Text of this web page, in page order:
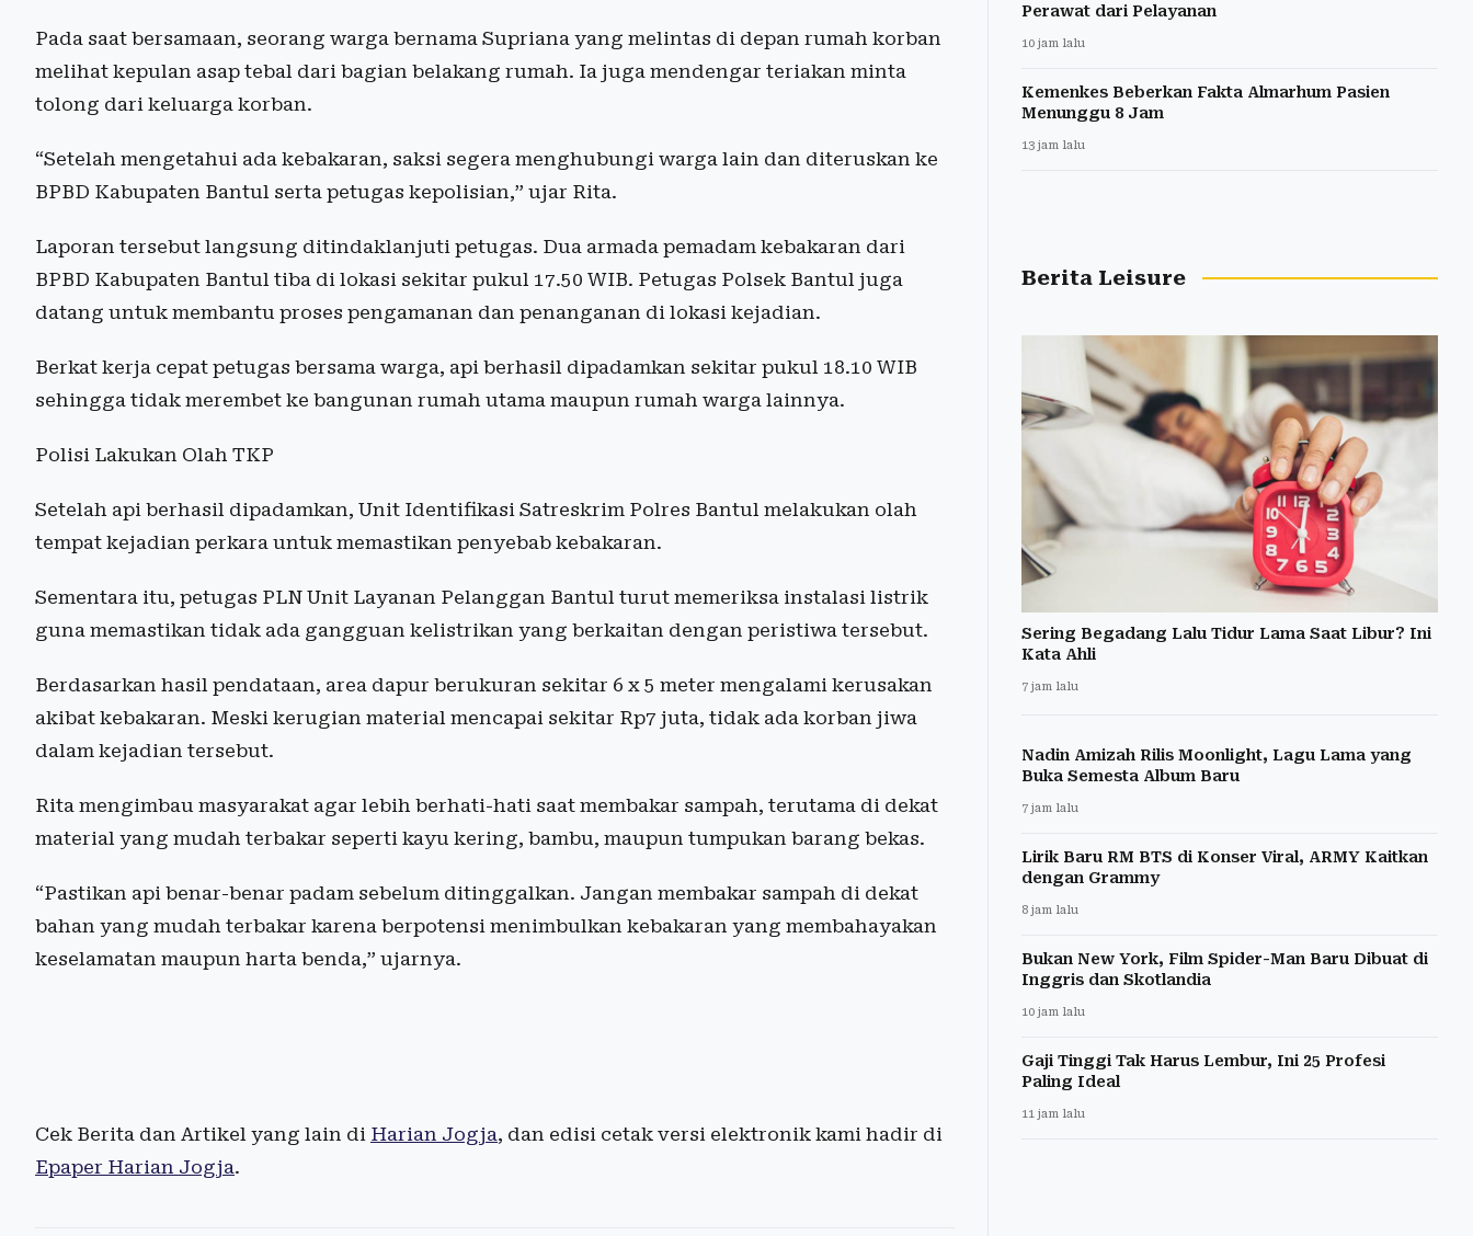
Pada saat bersamaan, seorang warga bernama Supriana yang melintas di depan rumah korban
melihat kepulan asap tebal dari bagian belakang rumah. Ia juga mendengar teriakan minta
tolong dari keluarga korban.
“Setelah mengetahui ada kebakaran, saksi segera menghubungi warga lain dan diteruskan ke
BPBD Kabupaten Bantul serta petugas kepolisian,” ujar Rita.
Laporan tersebut langsung ditindaklanjuti petugas. Dua armada pemadam kebakaran dari
BPBD Kabupaten Bantul tiba di lokasi sekitar pukul 17.50 WIB. Petugas Polsek Bantul juga
datang untuk membantu proses pengamanan dan penanganan di lokasi kejadian.
Berkat kerja cepat petugas bersama warga, api berhasil dipadamkan sekitar pukul 18.10 WIB
sehingga tidak merembet ke bangunan rumah utama maupun rumah warga lainnya.
Polisi Lakukan Olah TKP
Setelah api berhasil dipadamkan, Unit Identifikasi Satreskrim Polres Bantul melakukan olah
tempat kejadian perkara untuk memastikan penyebab kebakaran.
Sementara itu, petugas PLN Unit Layanan Pelanggan Bantul turut memeriksa instalasi listrik
guna memastikan tidak ada gangguan kelistrikan yang berkaitan dengan peristiwa tersebut.
Berdasarkan hasil pendataan, area dapur berukuran sekitar 6 x 5 meter mengalami kerusakan
akibat kebakaran. Meski kerugian material mencapai sekitar Rp7 juta, tidak ada korban jiwa
dalam kejadian tersebut.
Rita mengimbau masyarakat agar lebih berhati-hati saat membakar sampah, terutama di dekat
material yang mudah terbakar seperti kayu kering, bambu, maupun tumpukan barang bekas.
“Pastikan api benar-benar padam sebelum ditinggalkan. Jangan membakar sampah di dekat
bahan yang mudah terbakar karena berpotensi menimbulkan kebakaran yang membahayakan
keselamatan maupun harta benda,” ujarnya.
Cek Berita dan Artikel yang lain di Harian Jogja, dan edisi cetak versi elektronik kami hadir di
Epaper Harian Jogja.
Perawat dari Pelayanan
10 jam lalu
Kemenkes Beberkan Fakta Almarhum Pasien
Menunggu 8 Jam
13 jam lalu
Berita Leisure
Sering Begadang Lalu Tidur Lama Saat Libur? Ini
Kata Ahli
7 jam lalu
Nadin Amizah Rilis Moonlight, Lagu Lama yang
Buka Semesta Album Baru
7 jam lalu
Lirik Baru RM BTS di Konser Viral, ARMY Kaitkan
dengan Grammy
8 jam lalu
Bukan New York, Film Spider-Man Baru Dibuat di
Inggris dan Skotlandia
10 jam lalu
Gaji Tinggi Tak Harus Lembur, Ini 25 Profesi
Paling Ideal
11 jam lalu